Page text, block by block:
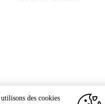
des cookies